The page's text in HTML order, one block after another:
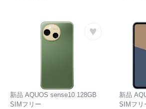
♥
新品 AQUOS sense10 128GB
SIMフリー
新品
SIMフリ